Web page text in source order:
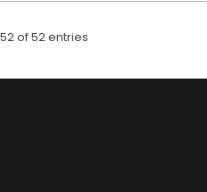
of 52 entries